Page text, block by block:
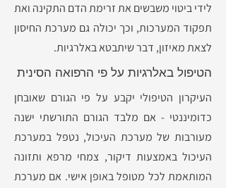
לידי ביטוי משבשים את זרימת הדם התקינה ואת
תפקוד המערכות, וכך יכולה גם מערכת החיסון
לצאת מאיזון, דבר שיתבטא באלרגיות.
הטיפול באלרגיות על פי הרפואה הסינית
העיקרון הטיפולי יקבע על פי הגורם שאובחן
כדומיננטי - אם מלבד הגורם התורשתי ישנה
מעורבות של מערכת העיכול, נטפל במערכת
העיכול באמצעות דיקור, צמחי מרפא ותזונה
המותאמת לכל מטופל באופן אישי. אם מערכת